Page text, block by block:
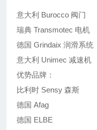
意大利 Burocco 阀门
瑞典 Transmotec 电机
德国 Grindaix 润滑系统
意大利 Unimec 减速机
优势品牌：
比利时 Sensy 森斯
德国 Afag
德国 ELBE